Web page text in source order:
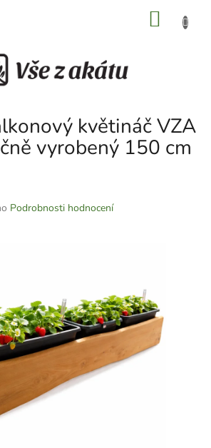
květináč VZA
vyrobený 150 cm
Podrobnosti hodnocení